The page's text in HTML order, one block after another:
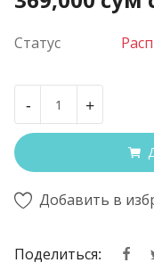
Статус
- +
Добавить в
Поделиться: